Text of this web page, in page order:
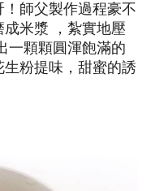
師父製作過程豪不
米漿 ，紮實地壓
一顆顆圓渾飽滿的
粉提味，甜蜜的誘